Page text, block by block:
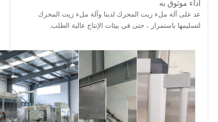
أداء موثوق به
عد على آلة ملء زيت المحرك لدينا وآلة ملء زيت المحرك
لتسليمها باستمرار ، حتى في بيئات الإنتاج عالية الطلب.